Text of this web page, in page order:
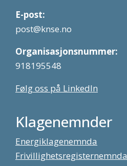
E-post:
post@knse.no
Organisasjonsnummer:
918195548
Følg oss på LinkedIn
Klagenemnder
Energiklagenemnda
Frivillighetsregisternemnda